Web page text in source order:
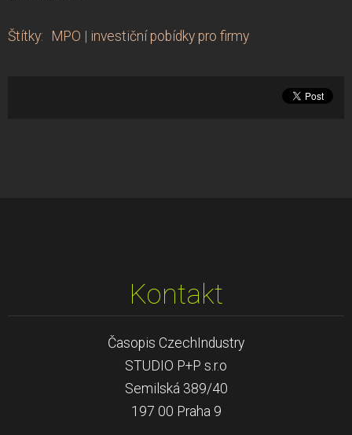
Štítky: MPO | investiční pobídky pro firmy
Kontakt
Časopis CzechIndustry
STUDIO P+P s.r.o
Semilská 389/40
197 00 Praha 9